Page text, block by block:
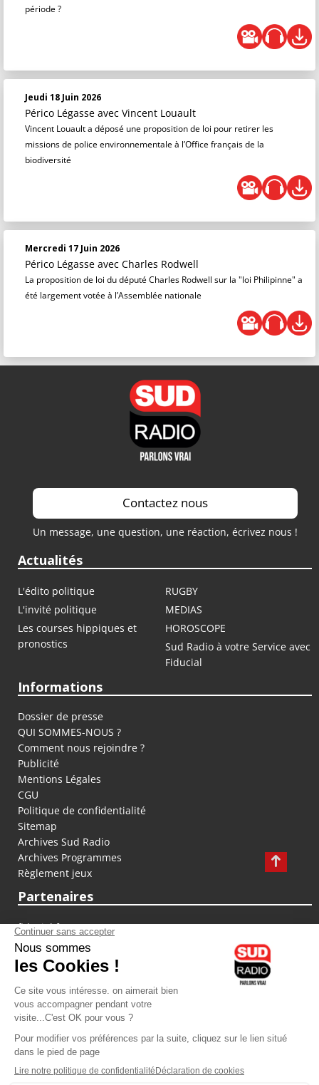
période ?
Jeudi 18 Juin 2026
Périco Légasse avec Vincent Louault
Vincent Louault a déposé une proposition de loi pour retirer les
missions de police environnementale à l’Office français de la
biodiversité
Mercredi 17 Juin 2026
Périco Légasse avec Charles Rodwell
La proposition de loi du député Charles Rodwell sur la "loi Philipinne" a
été largement votée à l’Assemblée nationale
Contactez nous
Un message, une question, une réaction, écrivez nous !
Actualités
L'édito politique
RUGBY
L'invité politique
MEDIAS
Les courses hippiques et
pronostics
HOROSCOPE
Sud Radio à votre Service avec
Fiducial
Informations
Dossier de presse
QUI SOMMES-NOUS ?
Comment nous rejoindre ?
Publicité
Mentions Légales
CGU
Politique de confidentialité
Sitemap
Archives Sud Radio
Archives Programmes
Règlement jeux
Partenaires
fiducial.fr
lyoncapitale.fr
olympique-et-lyonnais.com
L'application Iphone / Android
Téléchargez l'application
Les cookies